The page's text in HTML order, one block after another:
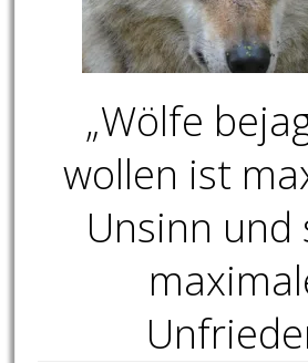
„Wölfe
wollen ist
Unsinn